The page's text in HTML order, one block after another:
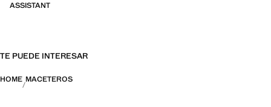
ASSISTANT
TE PUEDE INTERESAR
HOME MACETEROS